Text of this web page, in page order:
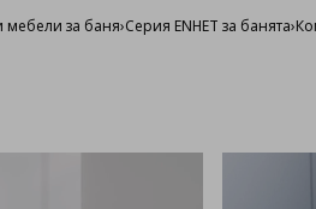
мебели за баня›Серия ENHET за банята›